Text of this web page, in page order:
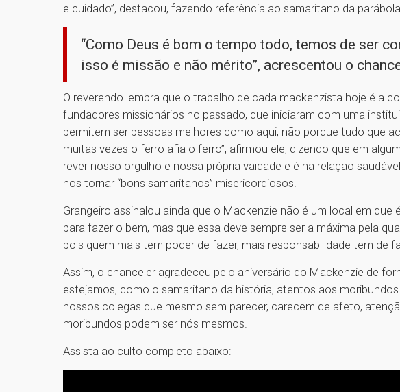
e cuidado”, destacou, fazendo referência ao samaritano da
“Como Deus é bom o tempo todo, temos de ser
isso é missão e não mérito”, acrescentou o
O reverendo lembra que o trabalho de cada mackenzista hoje é a
fundadores missionários no passado, que iniciaram com uma
permitem ser pessoas melhores como aqui, não porque tudo que
muitas vezes o ferro afia o ferro”, afirmou ele, dizendo que em
rever nosso orgulho e nossa própria vaidade e é na relação
nos tornar “bons samaritanos” misericordiosos.
Grangeiro assinalou ainda que o Mackenzie não é um local em
para fazer o bem, mas que essa deve sempre ser a máxima pela
pois quem mais tem poder de fazer, mais responsabilidade tem de
Assim, o chanceler agradeceu pelo aniversário do Mackenzie de
estejamos, como o samaritano da história, atentos aos
nossos colegas que mesmo sem parecer, carecem de afeto,
moribundos podem ser nós mesmos.
Assista ao culto completo abaixo: